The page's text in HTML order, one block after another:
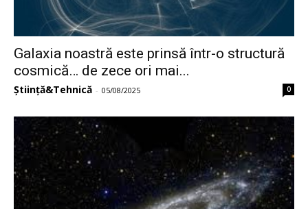
Galaxia noastră este prinsă într-o structură
cosmică… de zece ori mai...
Știință&Tehnică - 05/08/2025 0